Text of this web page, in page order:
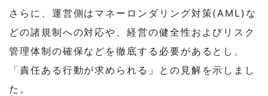
さらに、運営側はマネーロンダリング対策(AML)な
どの諸規制への対応や、経営の健全性およびリスク
管理体制の確保などを徹底する必要があるとし、
「責任ある行動が求められる」との見解を示しまし
た。